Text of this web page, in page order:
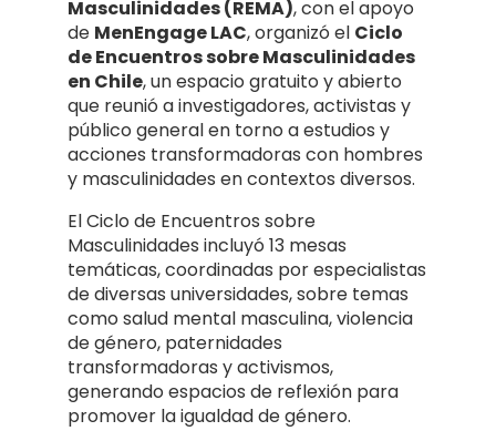
Masculinidades (REMA), con el apoyo
de MenEngage LAC, organizó el Ciclo
de Encuentros sobre Masculinidades
en Chile, un espacio gratuito y abierto
que reunió a investigadores, activistas y
público general en torno a estudios y
acciones transformadoras con hombres
y masculinidades en contextos diversos.
El Ciclo de Encuentros sobre
Masculinidades incluyó 13 mesas
temáticas, coordinadas por especialistas
de diversas universidades, sobre temas
como salud mental masculina, violencia
de género, paternidades
transformadoras y activismos,
generando espacios de reflexión para
promover la igualdad de género.